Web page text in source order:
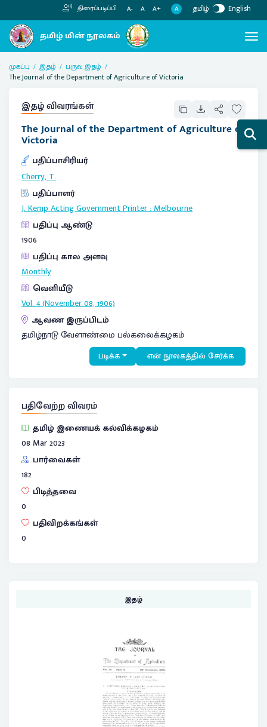
திரைப்படிப்பி A- A A+ A தமிழ் English
முகப்பு இதழ்
பருவ இதழ்
The Journal of the Department of Agriculture of Victoria
இதழ் விவரங்கள்
The Journal of the Department of Agriculture of
Victoria
பதிப்பாசிரியர்
Cherry, T.
பதிப்பாளர்
J. Kemp Acting Government Printer:Melbourne
பதிப்பு ஆண்டு
1906
பதிப்பு கால அளவு
Monthly
வெளியீடு
Vol. 4 (November 08, 1906)
ஆவண இருப்பிடம்
தமிழ்நாடு வேளாண்மை பல்கலைக்கழகம்
படிக்க என் நூலகத்தில் சேர்க்க
பதிவேற்ற விவரம்
தமிழ் இணையக் கல்விக்கழகம்
08 Mar 2023
பார்வைகள்
182
பிடித்தவை
0
பதிவிறக்கங்கள்
0
இதழ்